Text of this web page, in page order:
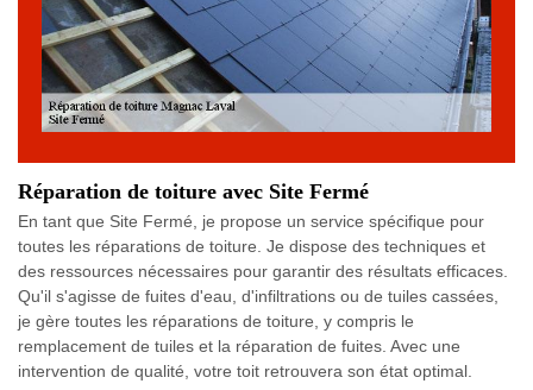
Réparation de toiture avec Site Fermé
En tant que Site Fermé, je propose un service spécifique pour
toutes les réparations de toiture. Je dispose des techniques et
des ressources nécessaires pour garantir des résultats efficaces.
Qu'il s'agisse de fuites d'eau, d'infiltrations ou de tuiles cassées,
je gère toutes les réparations de toiture, y compris le
remplacement de tuiles et la réparation de fuites. Avec une
intervention de qualité, votre toit retrouvera son état optimal.